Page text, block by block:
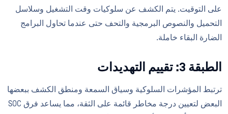
على التوقيت. يتم الكشف عن سلوكيات وقت التشغيل وسلاسل
التحميل والنصوص البرمجية والتحف حتى عندما تحاول البرامج
الضارة البقاء خاملة.
الطبقة 3: تقييم التهديدات
ترتبط المؤشرات السلوكية وسياق السمعة ومنطق الكشف ببعضها
البعض لتعيين درجة مخاطر قائمة على الثقة، مما يساعد فرق SOC